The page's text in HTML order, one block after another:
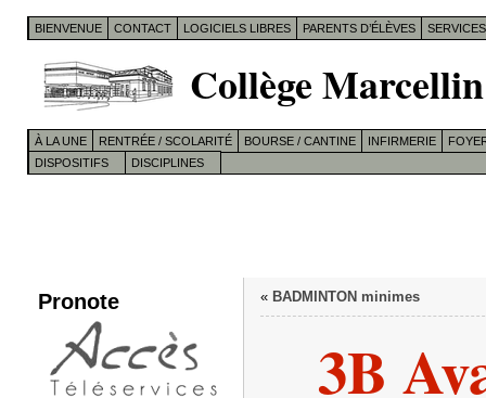
BIENVENUE CONTACT LOGICIELS LIBRES PARENTS D’ÉLÈVES
Collège
À LA UNE RENTRÉE / SCOLARITÉ BOURSE / CANTINE INFIRMERIE
DISPOSITIFS
DISCIPLINES
Pronote « BADMINTON minimes
3B